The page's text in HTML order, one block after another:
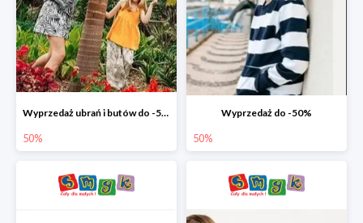
Wyprzedaż ubrań i butów do -50%
50%
Wyprzedaż do -50%
50%